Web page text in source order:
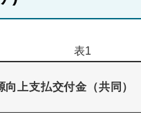
表1
向上支払交付金（共同）